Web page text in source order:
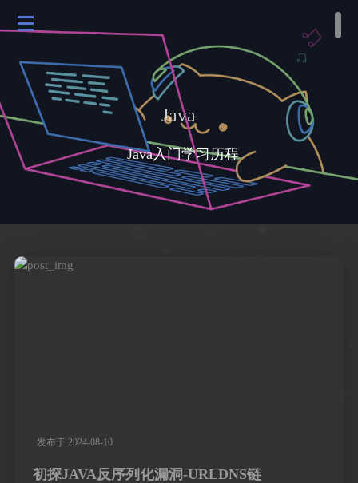
Java
Java入门学习历程
发布于 2024-08-10
初探JAVA反序列化漏洞-URLDNS链